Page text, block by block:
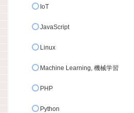
IoT
JavaScript
Linux
Machine Learning, 機械学習
PHP
Python